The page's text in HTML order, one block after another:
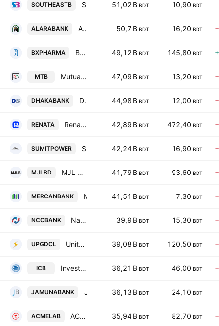
SOUTHEASTB Southeast Bank PLC 51,02 B BDT 10,90 BDT
ALARABANK Al-Arafah Islami Bank PLC 50,7 B BDT 16,20 BDT
BXPHARMA Beximco Pharmaceuticals Plc 49,12 B BDT 145,80 BDT
MTB Mutual Trust Bank PLC 47,09 B BDT 13,20 BDT
DHAKABANK Dhaka Bank PLC 44,98 B BDT 12,00 BDT
RENATA Renata PLC 42,89 B BDT 472,40 BDT
SUMITPOWER Summit Power Ltd. 42,24 B BDT 16,90 BDT
MJLBD MJL Bangladesh PLC 41,79 B BDT 93,60 BDT
MERCANBANK 41,51 B BDT 7,30 BDT
NCCBANK National Credit and Commerce Bank PLC 39,9 B BDT 15,30 BDT
UPGDCL United Power Generation & Distribution Co. Ltd. 39,08 B BDT 120,50 BDT
ICB Investment Corporation of Bangladesh 36,21 B BDT 46,00 BDT
JAMUNABANK 36,13 B BDT 24,10 BDT
ACMELAB ACME Laboratories Ltd. 35,94 B BDT 82,70 BDT